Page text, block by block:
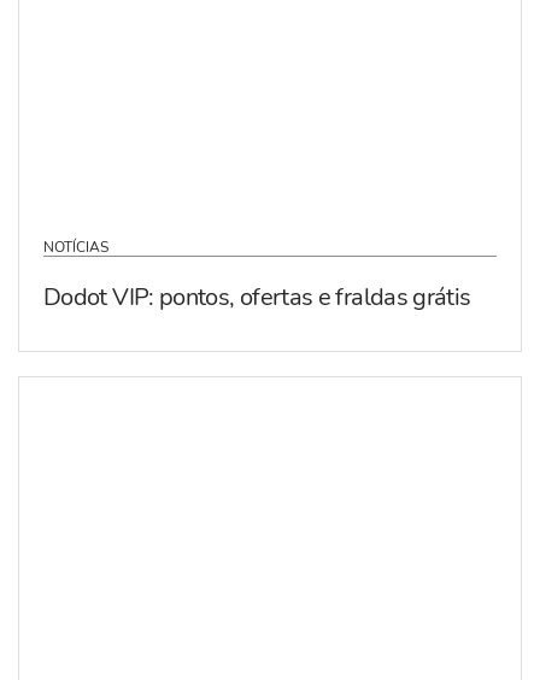
NOTÍCIAS
Dodot VIP: pontos, ofertas e fraldas grátis